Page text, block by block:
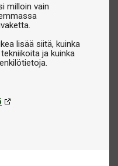
milloin vain
lisää siitä, kuinka
ja kuinka